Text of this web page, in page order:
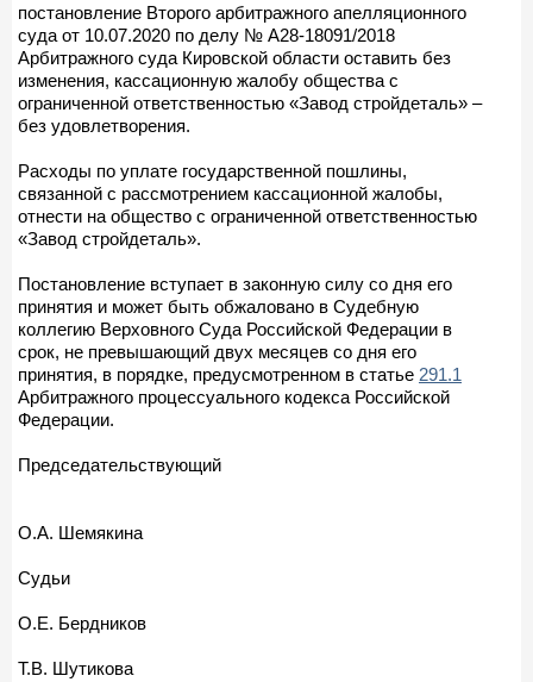
постановление Второго арбитражного апелляционного
суда от 10.07.2020 по делу № А28-18091/2018
Арбитражного суда Кировской области оставить без
изменения, кассационную жалобу общества с
ограниченной ответственностью «Завод стройдеталь» –
без удовлетворения.
Расходы по уплате государственной пошлины,
связанной с рассмотрением кассационной жалобы,
отнести на общество с ограниченной ответственностью
«Завод стройдеталь».
Постановление вступает в законную силу со дня его
принятия и может быть обжаловано в Судебную
коллегию Верховного Суда Российской Федерации в
срок, не превышающий двух месяцев со дня его
принятия, в порядке, предусмотренном в статье 291.1
Арбитражного процессуального кодекса Российской
Федерации.
Председательствующий
О.А. Шемякина
Судьи
О.Е. Бердников
Т.В. Шутикова